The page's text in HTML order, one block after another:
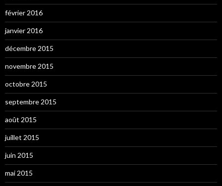
février 2016
janvier 2016
décembre 2015
novembre 2015
octobre 2015
septembre 2015
août 2015
juillet 2015
juin 2015
mai 2015